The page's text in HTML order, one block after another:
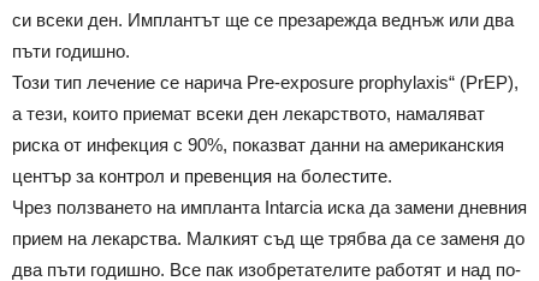
си всеки ден. Имплантът ще се презарежда веднъж или два
пъти годишно.
Този тип лечение се нарича Pre-exposure prophylaxis“ (PrEP),
а тези, които приемат всеки ден лекарството, намаляват
риска от инфекция с 90%, показват данни на американския
център за контрол и превенция на болестите.
Чрез ползването на импланта Intarcia иска да замени дневния
прием на лекарства. Малкият съд ще трябва да се заменя до
два пъти годишно. Все пак изобретателите работят и над по-